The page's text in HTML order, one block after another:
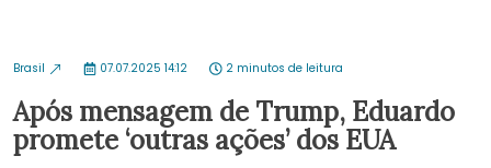
Brasil 07.07.2025 14:12 2 minutos de leitura
Após mensagem de Trump, Eduardo
promete ‘outras ações’ dos EUA